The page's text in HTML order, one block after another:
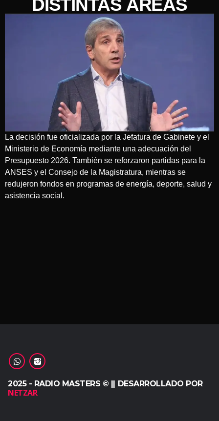
DISTINTAS ÁREAS
La decisión fue oficializada por la Jefatura de Gabinete y el
Ministerio de Economía mediante una adecuación del
Presupuesto 2026. También se reforzaron partidas para la
ANSES y el Consejo de la Magistratura, mientras se
redujeron fondos en programas de energía, deporte, salud y
asistencia social.
2025 - RADIO MASTERS © || DESARROLLADO POR
NETZAR